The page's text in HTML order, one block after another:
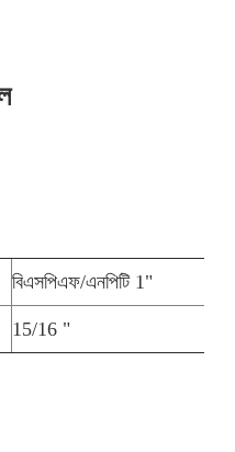
বিএসপিএফ/এনপিটি 1"
15/16 "